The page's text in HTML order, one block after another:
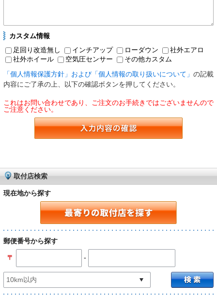
カスタム情報
足回り改造無し
インチアップ ローダウン
社外エアロ
社外ホイール
空気圧センサー
その他カスタム
「個人情報保護方針」および「個人情報の取り扱いについて」 の記載
内容にご了承の上、以下の確認ボタンを押してください。
これはお問い合わせであり、ご注文のお手続きではございませんので
ご注意ください。
取付店検索
現在地から探す
郵便番号から探す
〒 -